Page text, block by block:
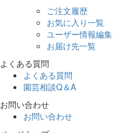
ご注文履歴
お気に入り一覧
ユーザー情報編集
お届け先一覧
よくある質問
よくある質問
園芸相談Q＆A
お問い合わせ
お問い合わせ